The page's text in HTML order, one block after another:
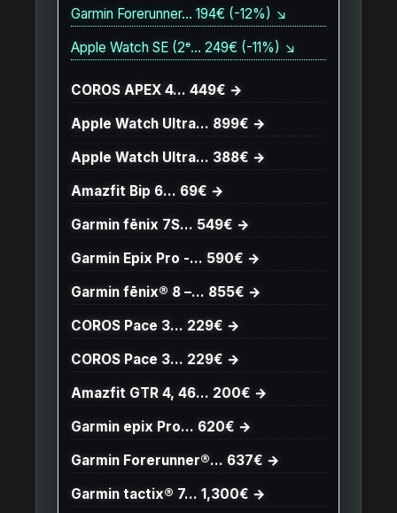
Garmin Forerunner… 194€ (-12%) ↘
Apple Watch SE (2ᵉ… 249€ (-11%) ↘
COROS APEX 4… 449€ →
Apple Watch Ultra… 899€ →
Apple Watch Ultra… 388€ →
Amazfit Bip 6… 69€ →
Garmin fēnix 7S… 549€ →
Garmin Epix Pro -… 590€ →
Garmin fēnix® 8 –… 855€ →
COROS Pace 3… 229€ →
COROS Pace 3… 229€ →
Amazfit GTR 4, 46… 200€ →
Garmin epix Pro… 620€ →
Garmin Forerunner®… 637€ →
Garmin tactix® 7… 1,300€ →